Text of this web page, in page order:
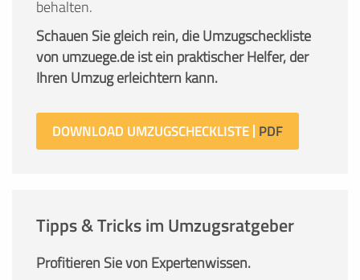
behalten.
Schauen Sie gleich rein, die Umzugscheckliste
von umzuege.de ist ein praktischer Helfer, der
Ihren Umzug erleichtern kann.
DOWNLOAD UMZUGSCHECKLISTE
Tipps & Tricks im Umzugsratgeber
Profitieren Sie von Expertenwissen.